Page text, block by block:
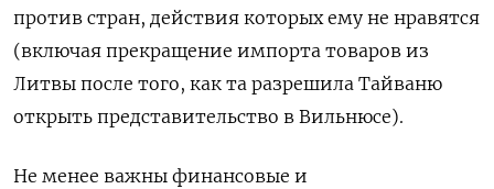
против стран, действия которых ему не нравятся
(включая прекращение импорта товаров из
Литвы после того, как та разрешила Тайваню
открыть представительство в Вильнюсе).
Не менее важны финансовые и